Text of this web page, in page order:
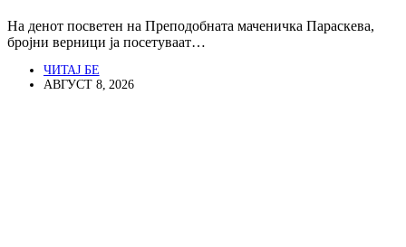
На денот посветен на Преподобната маченичка Параскева,
бројни верници ја посетуваат…
ЧИТАЈ БЕ
АВГУСТ 8, 2026